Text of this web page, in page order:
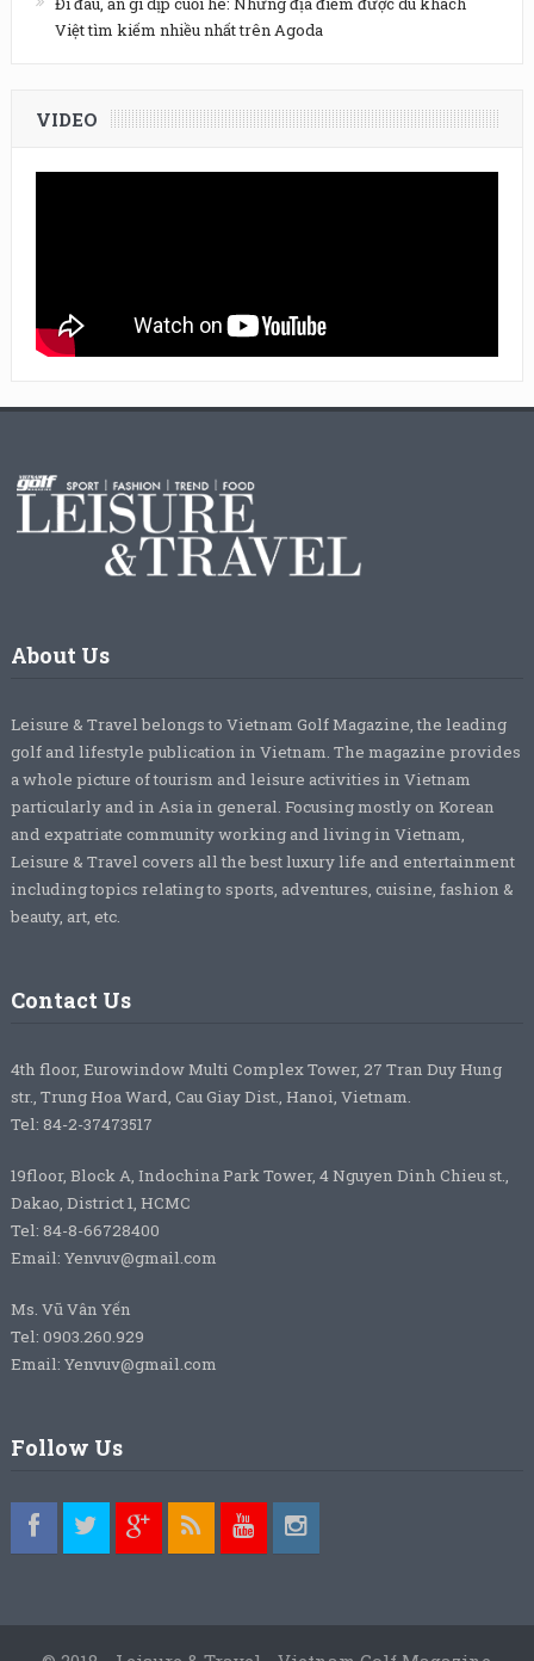
Việt tìm kiếm nhiều nhất trên Agoda
VIDEO
About Us
Leisure & Travel belongs to Vietnam Golf Magazine, the leading
golf and lifestyle publication in Vietnam. The magazine provides
a whole picture of tourism and leisure activities in Vietnam
particularly and in Asia in general. Focusing mostly on Korean
and expatriate community working and living in Vietnam,
Leisure & Travel covers all the best luxury life and entertainment
including topics relating to sports, adventures, cuisine, fashion &
beauty, art, etc.
Contact Us
4th floor, Eurowindow Multi Complex Tower, 27 Tran Duy Hung
str., Trung Hoa Ward, Cau Giay Dist., Hanoi, Vietnam.
Tel: 84-2-37473517
19floor, Block A, Indochina Park Tower, 4 Nguyen Dinh Chieu st.,
Dakao, District 1, HCMC
Tel: 84-8-66728400
Email: Yenvuv@gmail.com
Ms. Vũ Vân Yến
Tel: 0903.260.929
Email: Yenvuv@gmail.com
Follow Us